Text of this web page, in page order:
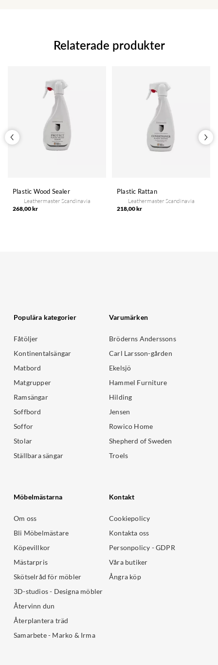
Relaterade produkter
Plastic Wood Sealer
Leathermaster Scandinavia
268,00 kr
Plastic Rattan
Leathermaster Scandinavia
218,00 kr
Populära kategorier
Fåtöljer
Kontinentalsängar
Matbord
Matgrupper
Ramsängar
Soffbord
Soffor
Stolar
Ställbara sängar
Varumärken
Bröderns Anderssons
Carl Larsson-gården
Ekelsjö
Hammel Furniture
Hilding
Jensen
Rowico Home
Shepherd of Sweden
Troels
Möbelmästarna
Om oss
Bli Möbelmästare
Köpevillkor
Mästarpris
Skötselråd för möbler
3D-studios - Designa möbler
Återvinn dun
Återplantera träd
Samarbete - Marko & Irma
Kontakt
Cookiepolicy
Kontakta oss
Personpolicy - GDPR
Våra butiker
Ångra köp